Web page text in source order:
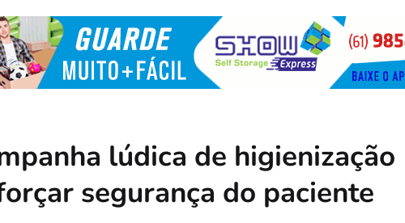
lúdica de higienização
segurança do paciente